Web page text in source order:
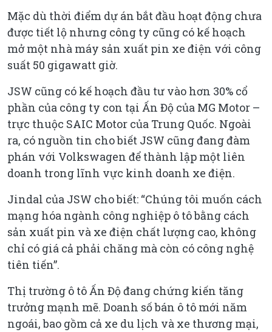
Mặc dù thời điểm dự án bắt đầu hoạt động chưa
được tiết lộ nhưng công ty cũng có kế hoạch
mở một nhà máy sản xuất pin xe điện với công
suất 50 gigawatt giờ.
JSW cũng có kế hoạch đầu tư vào hơn 30% cổ
phần của công ty con tại Ấn Độ của MG Motor –
trực thuộc SAIC Motor của Trung Quốc. Ngoài
ra, có nguồn tin cho biết JSW cũng đang đàm
phán với Volkswagen để thành lập một liên
doanh trong lĩnh vực kinh doanh xe điện.
Jindal của JSW cho biết: “Chúng tôi muốn cách
mạng hóa ngành công nghiệp ô tô bằng cách
sản xuất pin và xe điện chất lượng cao, không
chỉ có giá cả phải chăng mà còn có công nghệ
tiên tiến”.
Thị trường ô tô Ấn Độ đang chứng kiến tăng
trưởng mạnh mẽ. Doanh số bán ô tô mới năm
ngoái, bao gồm cả xe du lịch và xe thương mại,